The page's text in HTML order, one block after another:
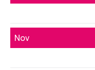
Nov